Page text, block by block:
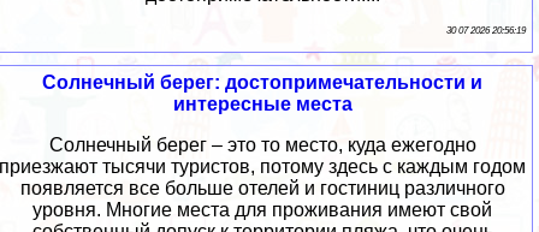
30 07 2026 20:56:19
Солнечный берег: достопримечательности и
интересные места
Солнечный берег – это то место, куда ежегодно
приезжают тысячи туристов, потому здесь с каждым годом
появляется все больше отелей и гостиниц различного
уровня. Многие места для проживания имеют свой